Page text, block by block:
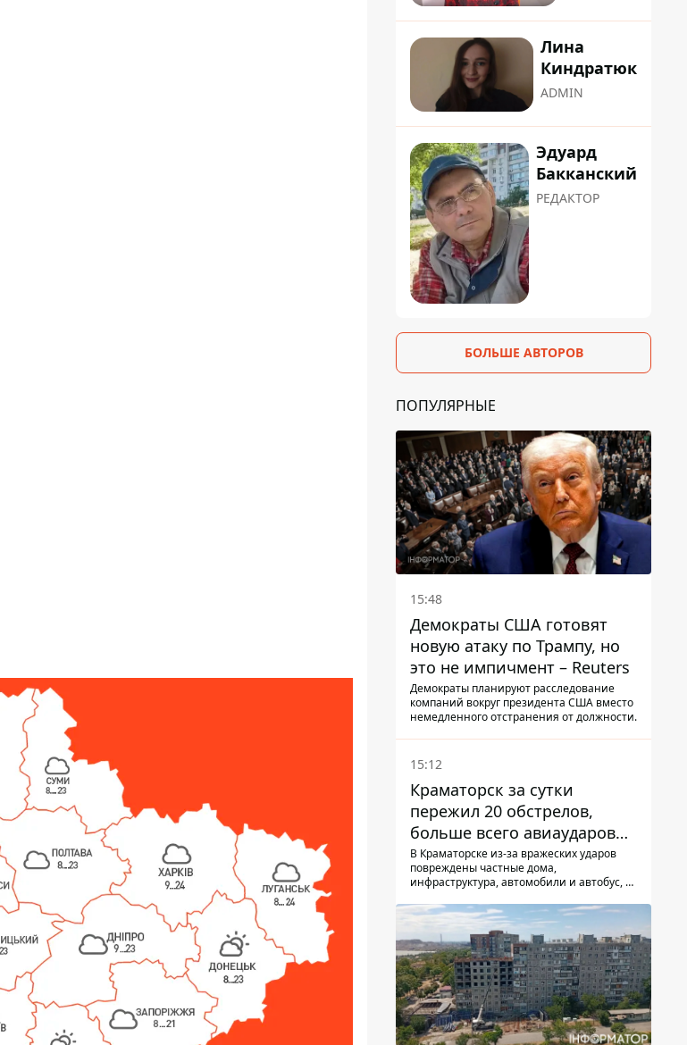
Лина
Киндратюк
ADMIN
Эдуард
Бакканский
РЕДАКТОР
БОЛЬШЕ АВТОРОВ
ПОПУЛЯРНЫЕ
15:48
Демократы США готовят
новую атаку по Трампу, но
это не импичмент – Reuters
Демократы планируют расследование
компаний вокруг президента США вместо
немедленного отстранения от должности.
15:12
Краматорск за сутки
пережил 20 обстрелов,
больше всего авиаударов
КАБ-250
В Краматорске из-за вражеских ударов
повреждены частные дома,
инфраструктура, автомобили и автобус, а
человек и еще 15 получили ранения